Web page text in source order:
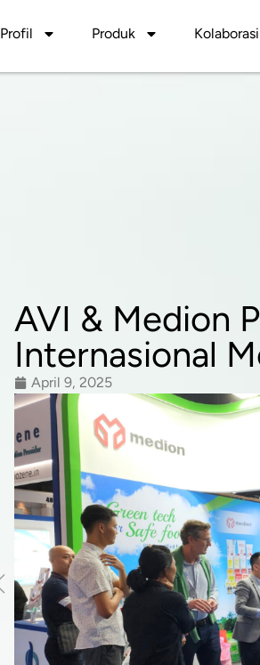
Profil Produk Kolaborasi
AVI & Medion
Internasional
April 9, 2025